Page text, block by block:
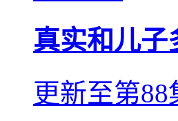
真实和儿子
更新至第88